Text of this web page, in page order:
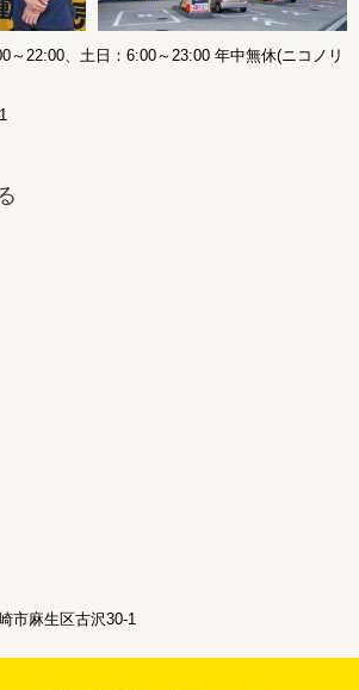
～22:00、土日：6:00～23:00 年中無休(ニコノリ
市麻生区古沢30-1